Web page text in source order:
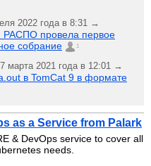
2022 года в 8:31 →
РАСПО провела первое
собрание
1
7 марта 2021 года в 12:01 →
в TomCat 9 в формате
as a Service from Palark
& DevOps service to cover all
needs.